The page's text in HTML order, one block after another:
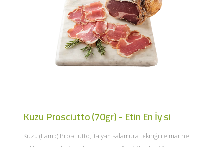
Kuzu Prosciutto (70gr) - Etin En İyisi
Kuzu (Lamb) Prosciutto, İtalyan salamura tekniği ile marine